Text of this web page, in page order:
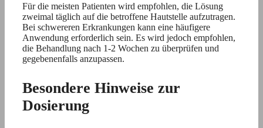
Für die meisten Patienten wird empfohlen, die Lösung
zweimal täglich auf die betroffene Hautstelle aufzutragen.
Bei schwereren Erkrankungen kann eine häufigere
Anwendung erforderlich sein. Es wird jedoch empfohlen,
die Behandlung nach 1-2 Wochen zu überprüfen und
gegebenenfalls anzupassen.
Besondere Hinweise zur
Dosierung